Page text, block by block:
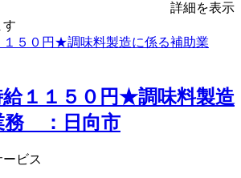
詳細を表示
す
１５０円★調味料製造
務 ：日向市
ビス